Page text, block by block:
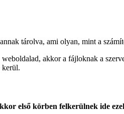
tárolva, ami olyan, mint a
akkor a fájloknak a
kerül.
első körben felkerülnek ide